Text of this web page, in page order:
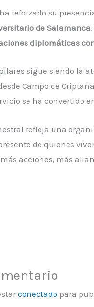
reforzado su
de Salamanca
diplomáticas
sigue siendo la
Campo de
se ha convertido
refleja una
de quienes
acciones, más
conectado para